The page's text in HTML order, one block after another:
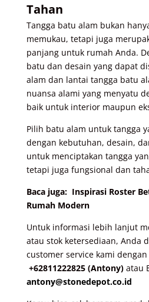
Tahan
Tangga batu alam bukan
memukau, tetapi juga
panjang untuk rumah Anda.
batu dan desain yang dapat
alam dan lantai tangga batu
nuansa alami yang menyatu
baik untuk interior maupun
Pilih batu alam untuk tangga
dengan kebutuhan, desain,
untuk menciptakan tangga
tetapi juga fungsional dan
Baca juga: Inspirasi Roster
Rumah Modern
Untuk informasi lebih lanjut
atau stok ketersediaan, Anda
customer service kami
+62811222825 (Antony) atau
antony@stonedepot.co.id